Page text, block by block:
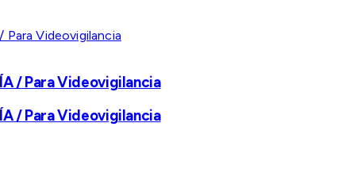
/ Para Videovigilancia
/ Para Videovigilancia